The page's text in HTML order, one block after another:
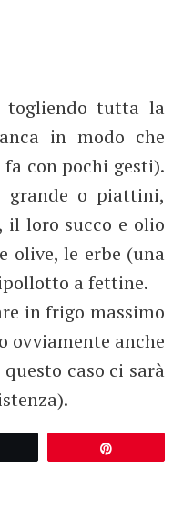
togliendo tutta la
in modo che
con pochi gesti).
grande o piattini,
il loro succo e olio
olive, le erbe (una
a fettine.
in frigo massimo
ovviamente anche
caso ci sarà